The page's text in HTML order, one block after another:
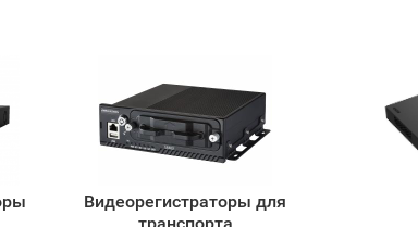
Видеорегистраторы для